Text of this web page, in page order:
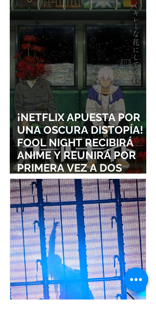
¡NETFLIX APUESTA POR
UNA OSCURA DISTOPÍA!
FOOL NIGHT RECIBIRÁ
ANIME Y REUNIRÁ POR
PRIMERA VEZ A DOS
ESTUDIOS LEGENDARIOS